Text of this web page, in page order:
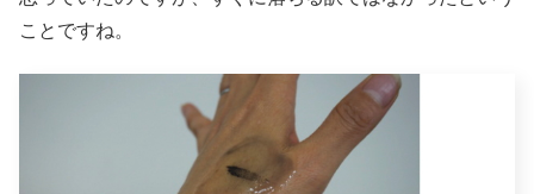
ことですね。